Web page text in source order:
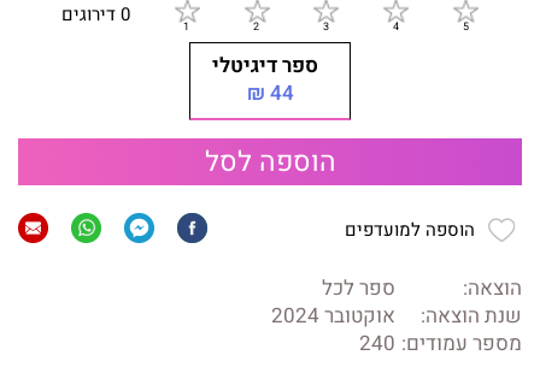
0 דירוגים
ספר דיגיטלי
44 ₪
הוספה לסל
הוספה למועדפים
הוצאה:
ספר לכל
שנת הוצאה:
אוקטובר 2024
מספר עמודים: 240